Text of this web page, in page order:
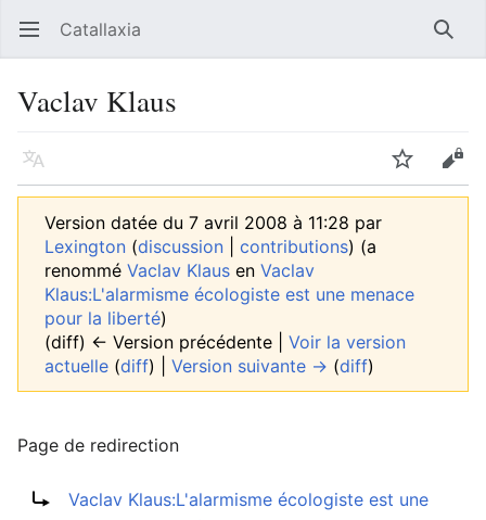
Ouvrir le menu principal Catallaxia
Vaclav Klaus
Langue Suivre
Version datée du 7 avril 2008 à 11:28 par
Lexington (discussion contributions) (a
renommé Vaclav Klaus en Vaclav
Klaus:L'alarmisme écologiste est une menace
pour la liberté)
(diff) ← Version précédente | Voir la version
actuelle (diff) | Version suivante → (diff)
Page de redirection
Vaclav Klaus:L'alarmisme écologiste est une